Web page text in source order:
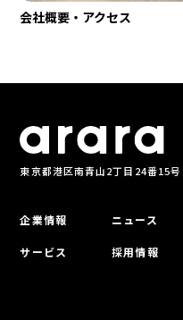
会社概要・アクセス
東京都港区南青山2丁目24番15
企業情報
サービス
ニュース
採用情報